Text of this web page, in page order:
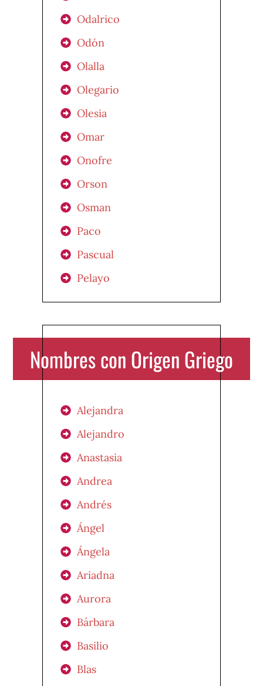
Odalrico
Odón
Olalla
Olegario
Olesia
Omar
Onofre
Orson
Osman
Paco
Pascual
Pelayo
Nombres con Origen Griego
Alejandra
Alejandro
Anastasia
Andrea
Andrés
Ángel
Ángela
Ariadna
Aurora
Bárbara
Basilio
Blas